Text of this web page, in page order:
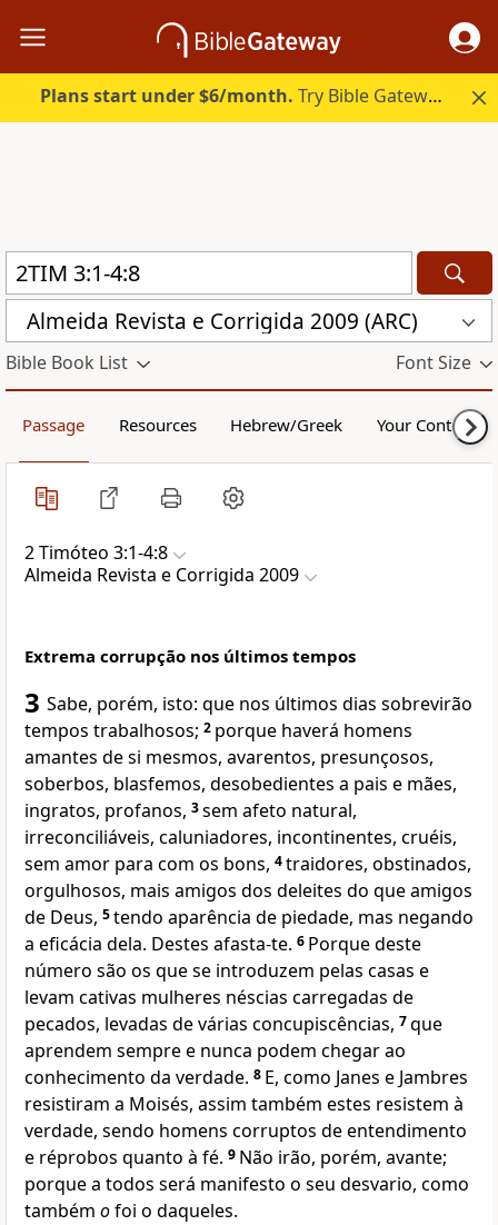
Plans start under $6/month. Try Bible Gateway Plus.
Almeida Revista e Corrigida 2009 (ARC)
Bible Book List Font Size
Passage Resources Hebrew/Greek Your Content
2 Timóteo 3:1-4:8
Almeida Revista e Corrigida 2009
Extrema corrupção nos últimos tempos
3 Sabe, porém, isto: que nos últimos dias sobrevirão
tempos trabalhosos; 2 porque haverá homens
amantes de si mesmos, avarentos, presunçosos,
soberbos, blasfemos, desobedientes a pais e mães,
ingratos, profanos, 3sem afeto natural,
irreconciliáveis, caluniadores, incontinentes, cruéis,
sem amor para com os bons, 4traidores, obstinados,
orgulhosos, mais amigos dos deleites do que amigos
de Deus, 5tendo aparência de piedade, mas negando
a eficácia dela. Destes afasta-te. 6 Porque deste
número são os que se introduzem pelas casas e
levam cativas mulheres néscias carregadas de
pecados, levadas de várias concupiscências, 7que
aprendem sempre e nunca podem chegar ao
conhecimento da verdade. 8 E, como Janes e Jambres
resistiram a Moisés, assim também estes resistem à
verdade, sendo homens corruptos de entendimento
e réprobos quanto à fé. 9 Não irão, porém, avante;
porque a todos será manifesto o seu desvario, como
também ofoi o daqueles.